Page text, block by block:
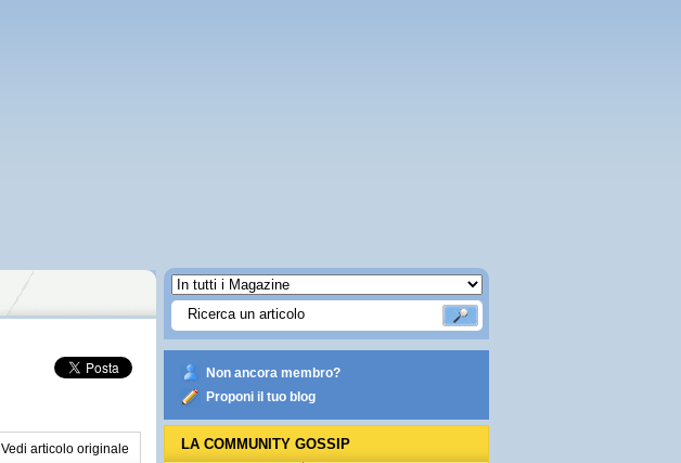
Vedi articolo originale
Non ancora membro?
Proponi il tuo blog
LA COMMUNITY GOSSIP